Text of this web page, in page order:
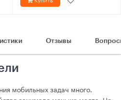
Отзывы
мобильных задач много.